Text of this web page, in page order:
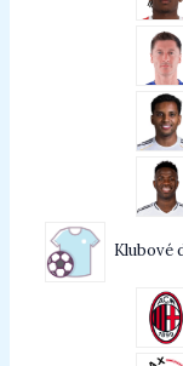
Klubové